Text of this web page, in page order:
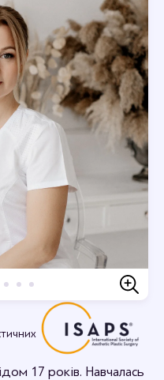
17 років. Навчалась